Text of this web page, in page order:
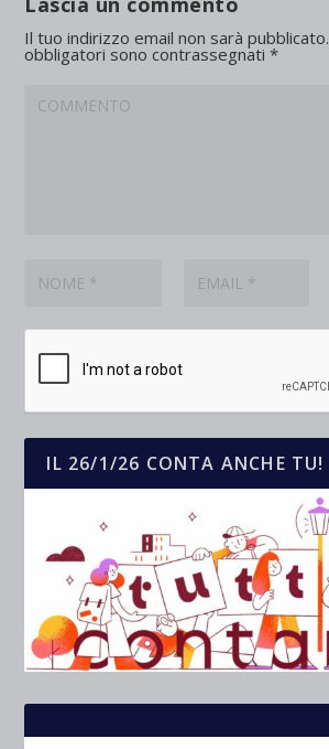
Il tuo indirizzo email non sarà pubblicato.
obbligatori sono contrassegnati*
IL 26/1/26 CONTA ANCHE TU!